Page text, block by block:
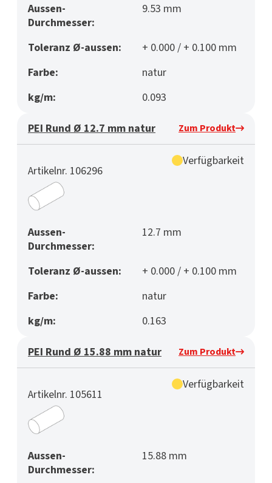
Aussen-
Durchmesser:
9.53 mm
Toleranz Ø-aussen:
+ 0.000 / + 0.100 mm
Farbe:
natur
kg/m:
0.093
PEI Rund Ø 12.7 mm natur Zum Produkt
Artikelnr. 106296
Verfügbarkeit
Aussen-
Durchmesser:
12.7 mm
Toleranz Ø-aussen:
+ 0.000 / + 0.100 mm
Farbe:
natur
kg/m:
0.163
PEI Rund Ø 15.88 mm natur Zum Produkt
Artikelnr. 105611
Verfügbarkeit
Aussen-
Durchmesser:
15.88 mm